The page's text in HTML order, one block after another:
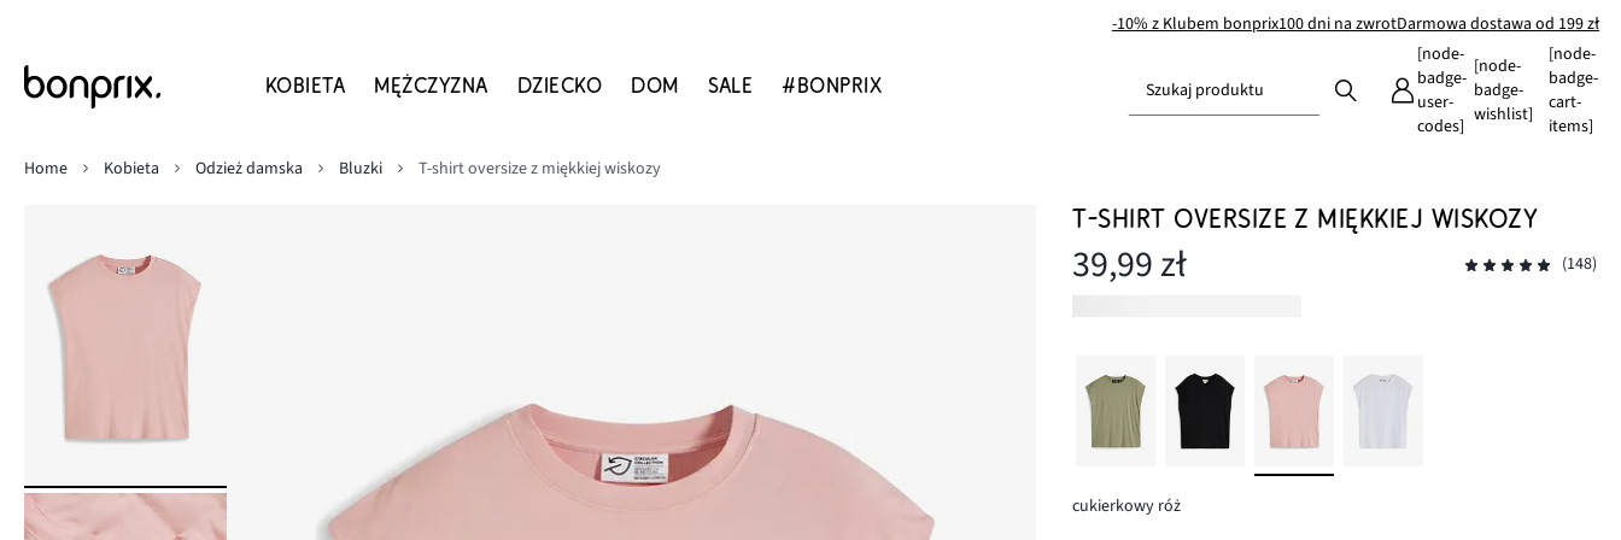
-10% z Klubem bonprix100 dni na zwrotDarmowa dostawa od 199 zł
KOBIETA MĘŻCZYZNA DZIECKO DOM SALE #BONPRIX Szukaj produktu
[node-
badge-
user-
codes]
[node-
badge-
wishlist]
[node-
badge-
cart-
items]
Home
Kobieta Odzież damska Bluzki T-shirt oversize z miękkiej wiskozy
T-SHIRT OVERSIZE Z MIĘKKIEJ WISKOZY
39,99 zł (148)
cukierkowy róż